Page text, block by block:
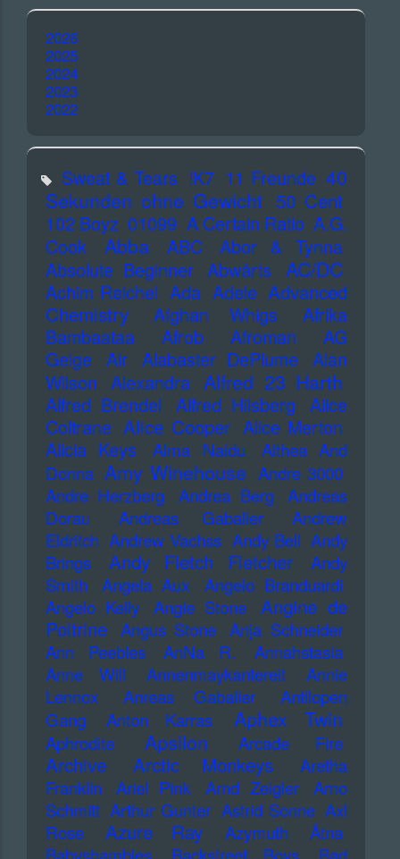
2026
2025
2024
2023
2022
Sweat & Tears !K7 11 Freunde 40
Sekunden ohne Gewicht 50 Cent
102 Boyz 01099 A Certain Ratio A.G.
Cook
Abba ABC
Abor & Tynna
Absolute Beginner Abwärts AC/DC
Achim Reichel Ada Adele Advanced
Chemistry
Afghan Whigs
Afrika
Bambaataa
Afrob Afroman
AG
Geige
Air Alabaster DePlume
Alan
Wilson Alexandra Alfred 23 Harth
Alfred Brendel Alfred Hilsberg
Alice
Coltrane Alice Cooper Alice Merton
Alicia Keys
Alma Naidu
Althea And
Donna Amy Winehouse Andre 3000
Andre Herzberg
Andrea Berg
Andreas
Dorau
Andreas Gabalier
Andrew
Eldritch Andrew Vachss Andy Bell Andy
Brings
Andy Fletch Fletcher
Andy
Smith
Angela Aux
Angelo Branduardi
Angelo Kelly
Angie Stone
Angine de
Poitrine Angus Stone Anja Schneider
Ann Peebles
AnNa R.
Annahstasia
Anne Will
Annenmaykantereit
Annie
Lennox
Anreas Gabalier
Antilopen
Gang
Anton Karras Aphex Twin
Aphrodite Apsilon Arcade Fire
Archive Arctic Monkeys
Aretha
Franklin
Ariel Pink Arnd Zeigler
Arno
Schmitt Arthur Gunter Astrid Sonne Axl
Rose
Azure Ray Azymuth
Ätna